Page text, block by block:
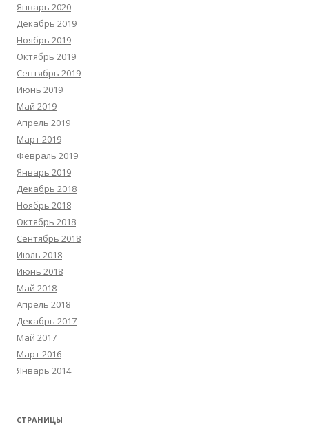
Январь 2020
Декабрь 2019
Ноябрь 2019
Октябрь 2019
Сентябрь 2019
Июнь 2019
Май 2019
Апрель 2019
Март 2019
Февраль 2019
Январь 2019
Декабрь 2018
Ноябрь 2018
Октябрь 2018
Сентябрь 2018
Июль 2018
Июнь 2018
Май 2018
Апрель 2018
Декабрь 2017
Май 2017
Март 2016
Январь 2014
СТРАНИЦЫ